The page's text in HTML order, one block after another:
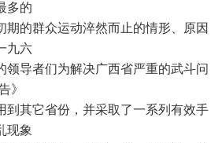
多的
期的群众运动淬然而止的情形、原因
九六
领导者们为解决广西省严重的武斗问
》
到其它省份，并采取了一系列有效手
现象